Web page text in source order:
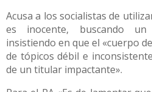
Acusa a los socialistas de
es inocente, buscando
insistiendo en que el «cuerpo
de tópicos débil e
de un titular impactante».